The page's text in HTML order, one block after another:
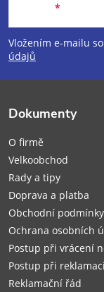
p
a
Vložením e-mailu
údajů
Dokumenty
O firmě
Velkoobchod
Rady a tipy
Doprava a platba
Obchodní podmínky
Ochrana osobních
Postup při vrácení
Postup při reklamaci
Reklamační řád